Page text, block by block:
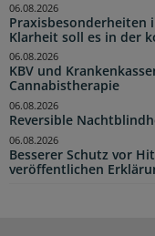
Praxisbesonderheiten
Klarheit soll es in der
06.08.2026
KBV und
Cannabistherapie
06.08.2026
Reversible
06.08.2026
Besserer Schutz vor
veröffentlichen
06.08.2026